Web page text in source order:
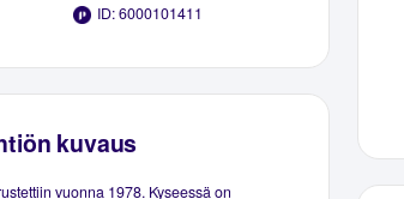
ID: 6000101411
kuvaus
vuonna 1978. Kyseessä on